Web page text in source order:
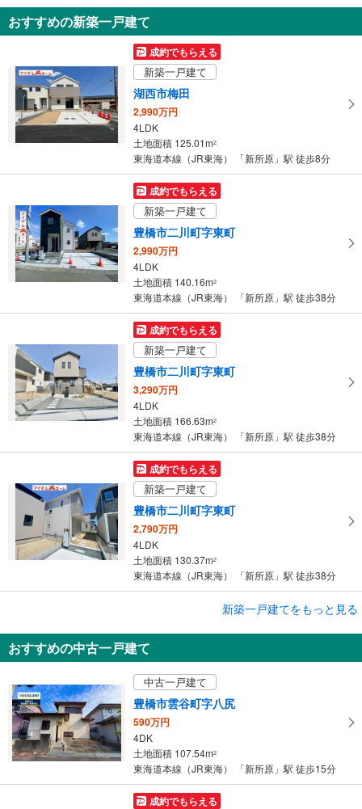
知
を
け
取
・
イ
ペ
ー
ジ
に
存
る
おすすめの新築一戸建て
成約でもらえる
新築一戸建て
湖西市梅田
2,990万円
4LDK
土地面積 125.01m2
東海道本線（JR東海） 「新所原」駅 徒歩8分
成約でもらえる
新築一戸建て
豊橋市二川町字東町
2,990万円
4LDK
土地面積 140.16m2
東海道本線（JR東海） 「新所原」駅 徒歩38分
成約でもらえる
新築一戸建て
豊橋市二川町字東町
3,290万円
4LDK
土地面積 166.63m2
東海道本線（JR東海） 「新所原」駅 徒歩38分
成約でもらえる
新築一戸建て
豊橋市二川町字東町
2,790万円
4LDK
土地面積 130.37m2
東海道本線（JR東海） 「新所原」駅 徒歩38分
豊橋市二川町字東町
4LDK
土地面積 130.37m 2
東海道本線（JR東海） 「新所原」駅 徒歩38分
新築一戸建てをもっと見る
おすすめの中古一戸建て
中古一戸建て
豊橋市雲谷町字八尻
590万円
4DK
土地面積 107.54m2
東海道本線（JR東海） 「新所原」駅 徒歩15分
成約でもらえる